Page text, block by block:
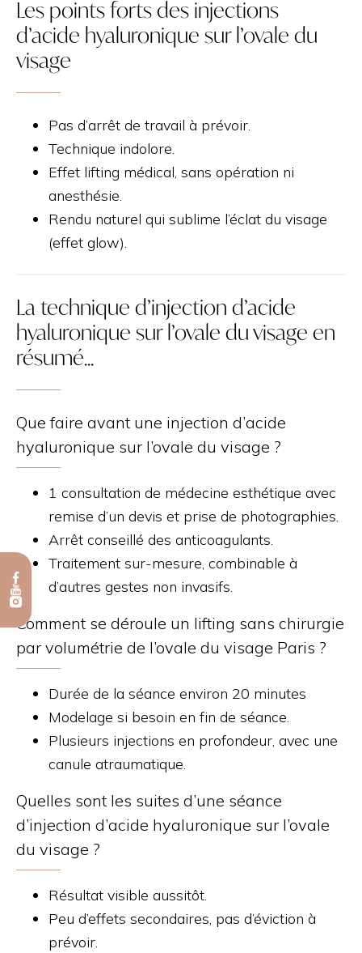
Les points forts des injections
d’acide hyaluronique sur l’ovale du
visage
Pas d’arrêt de travail à prévoir.
Technique indolore.
Effet lifting médical, sans opération ni
anesthésie.
Rendu naturel qui sublime l’éclat du visage
(effet glow).
La technique d’injection d’acide
hyaluronique sur l’ovale du visage en
résumé…
Que faire avant une injection d’acide
hyaluronique sur l’ovale du visage ?
1 consultation de médecine esthétique avec
remise d’un devis et prise de photographies.
Arrêt conseillé des anticoagulants.
Traitement sur-mesure, combinable à
d’autres gestes non invasifs.
Comment se déroule un lifting sans chirurgie
par volumétrie de l’ovale du visage Paris ?
Durée de la séance environ 20 minutes
Modelage si besoin en fin de séance.
Plusieurs injections en profondeur, avec une
canule atraumatique.
Quelles sont les suites d’une séance
d’injection d’acide hyaluronique sur l’ovale
du visage ?
Résultat visible aussitôt.
Peu d’effets secondaires, pas d’éviction à
prévoir.